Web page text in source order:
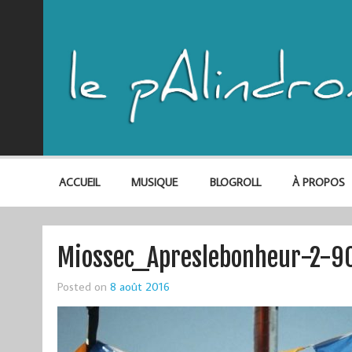
ACCUEIL MUSIQUE BLOGROLL À PROPOS
Miossec_Apreslebonheur-2-
Posted on 8 août 2016